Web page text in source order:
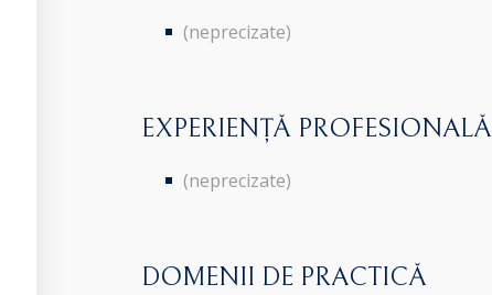
(neprecizate)
EXPERIENȚĂ PROFESIONALĂ
(neprecizate)
DOMENII DE PRACTICĂ